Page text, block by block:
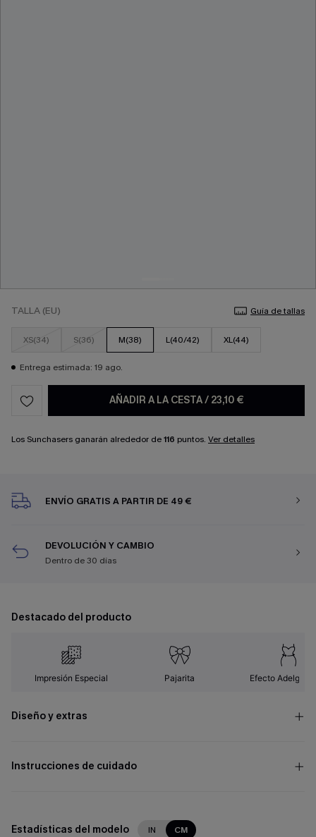
TALLA (EU) Guía de tallas
XS(34) S(36) M(38) L(40/42) XL(44)
Entrega estimada: 19 ago.
AÑADIR A LA CESTA/ 23,10 €
Los Sunchasers ganarán alrededor de116 puntos. Ver detalles
ENVÍO GRATIS A PARTIR DE 49 €
DEVOLUCIÓN Y CAMBIO
Dentro de 30 días
Destacado del producto
Impresión Especial Pajarita Efecto
Diseño y extras
Instrucciones de cuidado
Estadísticas del modelo IN CM